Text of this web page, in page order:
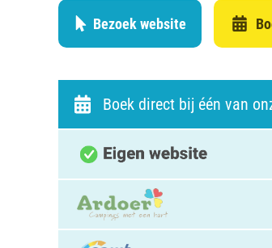
Bezoek website
Boek direct bij één van